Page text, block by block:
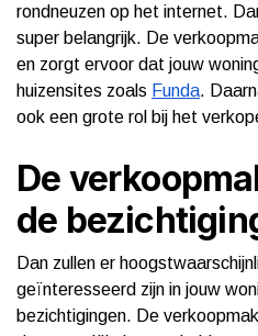
rondneuzen op het internet.
super belangrijk. De
en zorgt ervoor dat jouw
huizensites zoals Funda.
ook een grote rol bij het
De
de
Dan zullen er
geïnteresseerd zijn in jouw
bezichtigingen. De